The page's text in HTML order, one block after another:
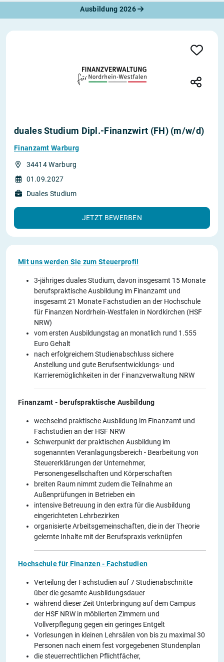
Ausbildung 2026
duales Studium Dipl.-Finanzwirt (FH) (m/w/d)
Finanzamt Warburg
34414 Warburg
01.09.2027
Duales Studium
JETZT BEWERBEN
Mit uns werden Sie zum Steuerprofi!
3-jähriges duales Studium, davon insgesamt 15 Monate
berufspraktische Ausbildung im Finanzamt und
insgesamt 21 Monate Fachstudien an der Hochschule
für Finanzen Nordrhein-Westfalen in Nordkirchen (HSF
NRW)
vom ersten Ausbildungstag an monatlich rund 1.555
Euro Gehalt
nach erfolgreichem Studienabschluss sichere
Anstellung und gute Berufsentwicklungs- und
Karrieremöglichkeiten in der Finanzverwaltung NRW
Finanzamt - berufspraktische Ausbildung
wechselnd praktische Ausbildung im Finanzamt und
Fachstudien an der HSF NRW
Schwerpunkt der praktischen Ausbildung im
sogenannten Veranlagungsbereich - Bearbeitung von
Steuererklärungen der Unternehmer,
Personengesellschaften und Körperschaften
breiten Raum nimmt zudem die Teilnahme an
Außenprüfungen in Betrieben ein
intensive Betreuung in den extra für die Ausbildung
eingerichteten Lehrbezirken
organisierte Arbeitsgemeinschaften, die in der Theorie
gelernte Inhalte mit der Berufspraxis verknüpfen
Hochschule für Finanzen - Fachstudien
Verteilung der Fachstudien auf 7 Studienabschnitte
über die gesamte Ausbildungsdauer
während dieser Zeit Unterbringung auf dem Campus
der HSF NRW in möblierten Zimmern und
Vollverpflegung gegen ein geringes Entgelt
Vorlesungen in kleinen Lehrsälen von bis zu maximal 30
Personen nach einem fest vorgegebenen Stundenplan
die steuerrechtlichen Pflichtfächer,